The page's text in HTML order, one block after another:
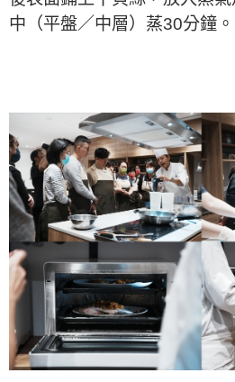
中（平盤／中層）蒸30分鐘。